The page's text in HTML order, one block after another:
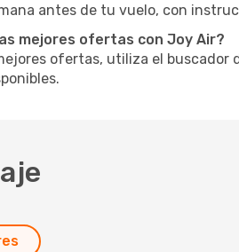
antes de tu vuelo, con
mejores ofertas con Joy Air?
ofertas, utiliza el